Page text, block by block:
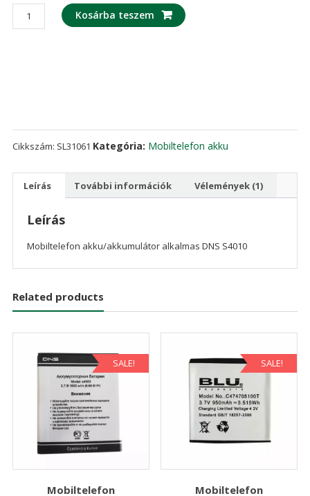
Mobiltelefon
akku/akkumulátor
Kosárba teszem
Cikkszám: SL31061 Kategória: Mobiltelefon akku
Leírás További információk Vélemények (1)
Leírás
Mobiltelefon akku/akkumulátor alkalmas DNS S4010
Related products
SALE!
Mobiltelefon
SALE!
Mobiltelefon